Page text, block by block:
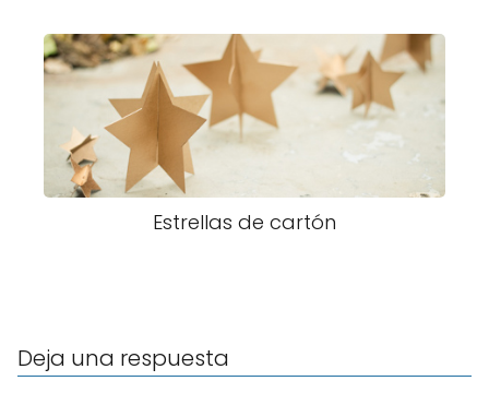
Estrellas de cartón
Deja una respuesta